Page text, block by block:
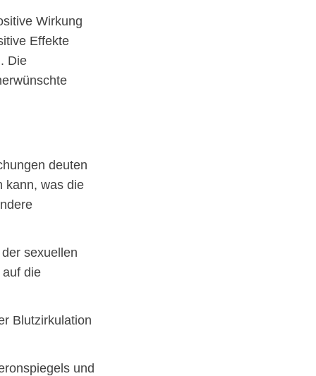
Wirkung
Effekte
Die
deuten
kann, was die
sexuellen
die
Blutzirkulation
und